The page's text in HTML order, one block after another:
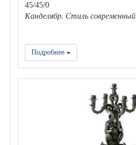
45/45/0
Канделябр. Стиль современный
Подробнее